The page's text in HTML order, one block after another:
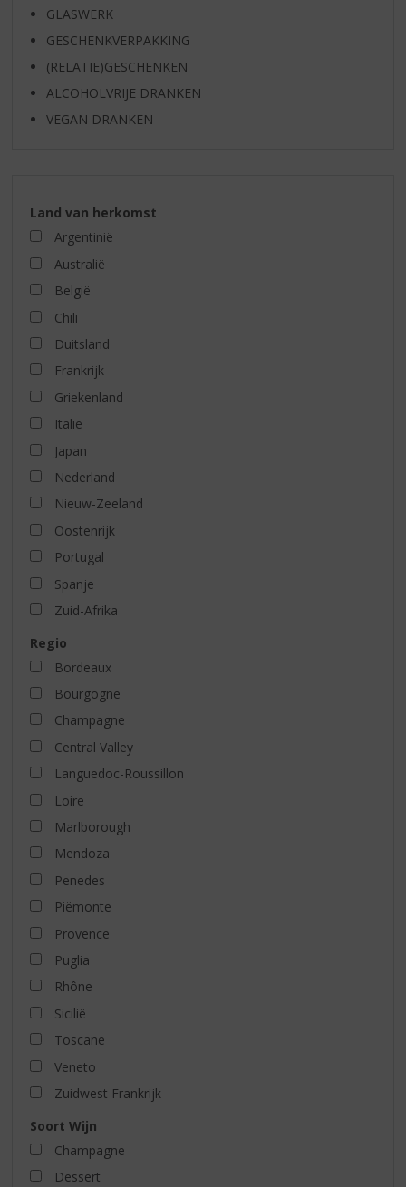
GLASWERK
GESCHENKVERPAKKING
(RELATIE)GESCHENKEN
ALCOHOLVRIJE DRANKEN
VEGAN DRANKEN
Land van herkomst
Argentinië
Australië
België
Chili
Duitsland
Frankrijk
Griekenland
Italië
Japan
Nederland
Nieuw-Zeeland
Oostenrijk
Portugal
Spanje
Zuid-Afrika
Regio
Bordeaux
Bourgogne
Champagne
Central Valley
Languedoc-Roussillon
Loire
Marlborough
Mendoza
Penedes
Piëmonte
Provence
Puglia
Rhône
Sicilië
Toscane
Veneto
Zuidwest Frankrijk
Soort Wijn
Champagne
Dessert